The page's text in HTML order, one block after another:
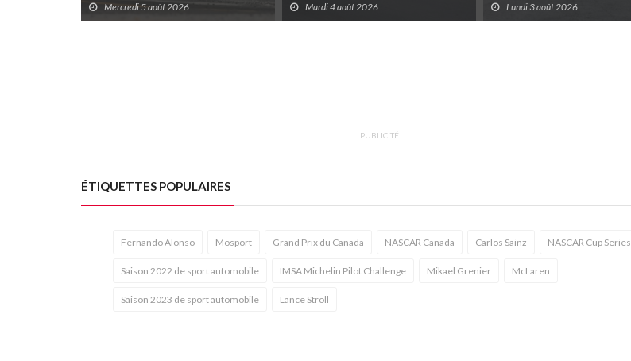
Mercredi 5 août 2026 Mardi 4 août 2026 Lundi 3 août 2026
PUBLICITÉ
ÉTIQUETTES POPULAIRES
Fernando Alonso Mosport Grand Prix du Canada NASCAR Canada Carlos Sainz NASCAR Cup Series
Saison 2022 de sport automobile IMSA Michelin Pilot Challenge Mikael Grenier McLaren
Saison 2023 de sport automobile Lance Stroll